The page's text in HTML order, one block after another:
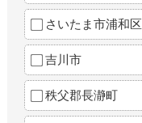
さいたま市浦和区
吉川市
秩父郡長瀞町